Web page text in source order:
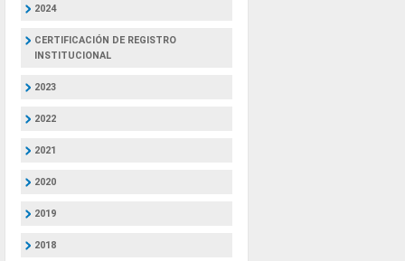
2024
CERTIFICACIÓN DE REGISTRO
INSTITUCIONAL
2023
2022
2021
2020
2019
2018